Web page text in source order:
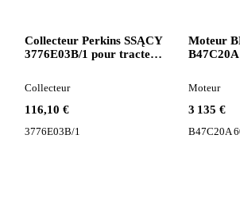
Collecteur Perkins SSĄCY
3776E03B/1 pour tracteur
116,10 €
Collecteur
3776E03B/1
Moteur
3 135 €
Moteur